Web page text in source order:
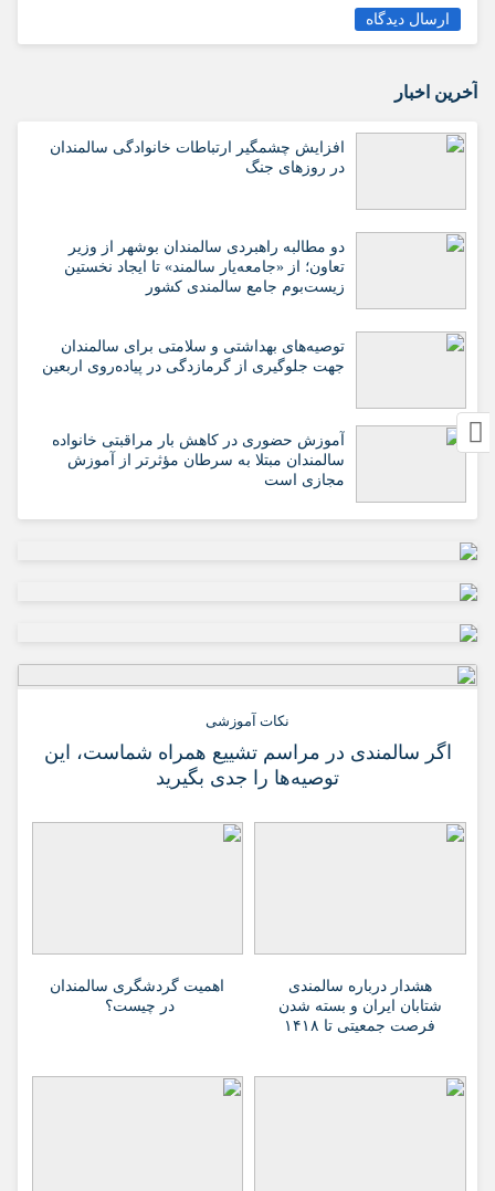
ارسال دیدگاه
آخرین اخبار
افزایش چشمگیر ارتباطات خانوادگی سالمندان
در روزهای جنگ
دو مطالبه راهبردی سالمندان بوشهر از وزیر
تعاون؛ از «جامعه‌یار سالمند» تا ایجاد نخستین
زیست‌بوم جامع سالمندی کشور
️توصیه‌های بهداشتی و سلامتی برای سالمندان
جهت جلوگیری از گرمازدگی در پیاده‌روی اربعین
آموزش حضوری در کاهش بار مراقبتی خانواده
سالمندان مبتلا به سرطان مؤثرتر از آموزش
مجازی است
نکات آموزشی
اگر سالمندی در مراسم تشییع همراه شماست، این
توصیه‌ها را جدی بگیرید
هشدار درباره سالمندی
شتابان ایران و بسته شدن
فرصت جمعیتی تا ۱۴۱۸
اهمیت گردشگری سالمندان
در چیست؟